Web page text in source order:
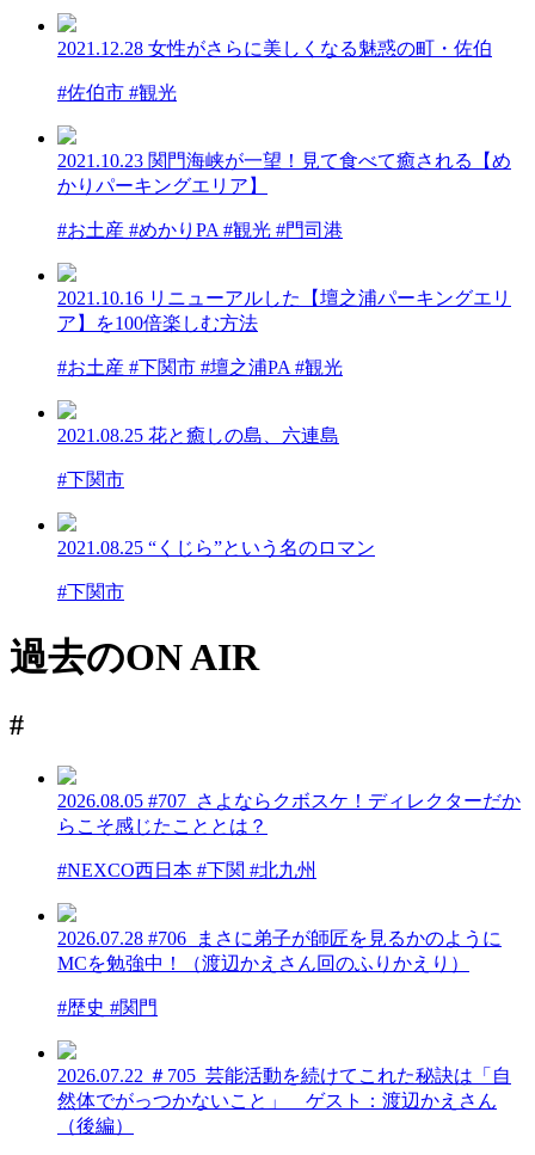
2021.12.28 女性がさらに美しくなる魅惑の町・佐伯
#佐伯市 #観光
2021.10.23 関門海峡が一望！見て食べて癒される【め
かりパーキングエリア】
#お土産 #めかりPA #観光 #門司港
2021.10.16 リニューアルした【壇之浦パーキングエリ
ア】を100倍楽しむ方法
#お土産 #下関市 #壇之浦PA #観光
2021.08.25 花と癒しの島、六連島
#下関市
2021.08.25 “くじら”という名のロマン
#下関市
過去のON AIR
#
2026.08.05 #707_さよならクボスケ！ディレクターだか
らこそ感じたこととは？
#NEXCO西日本 #下関 #北九州
2026.07.28 #706_まさに弟子が師匠を見るかのように
MCを勉強中！（渡辺かえさん回のふりかえり）
#歴史 #関門
2026.07.22 ＃705_芸能活動を続けてこれた秘訣は「自
然体でがっつかないこと」 ゲスト：渡辺かえさん
（後編）